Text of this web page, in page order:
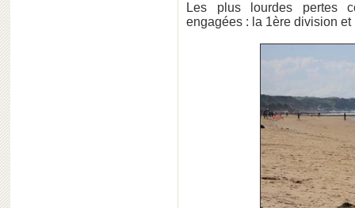
Les plus lourdes pertes
engagées : la 1ère division